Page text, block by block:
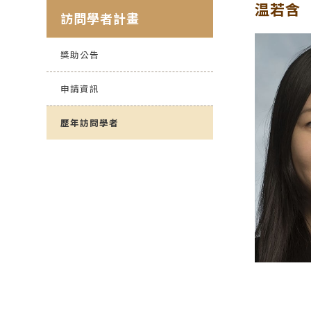
訪問學者計畫
獎助公告
申請資訊
歷年訪問學者
温若含